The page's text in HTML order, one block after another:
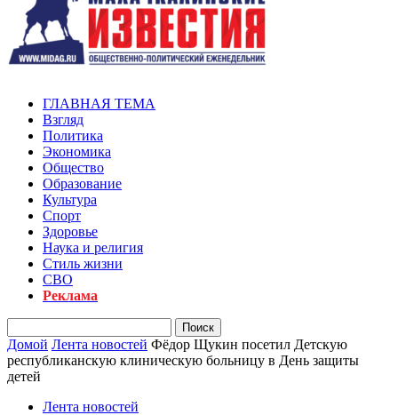
ГЛАВНАЯ ТЕМА
Взгляд
Политика
Экономика
Общество
Образование
Культура
Спорт
Здоровье
Наука и религия
Стиль жизни
СВО
Реклама
Домой Лента новостей Фёдор Щукин посетил Детскую
республиканскую клиническую больницу в День защиты
детей
Лента новостей